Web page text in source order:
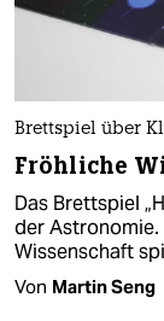
Brettspiel über
Fröhliche
Das Brettspiel
der Astronomie.
Wissenschaft
Von Martin Seng